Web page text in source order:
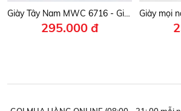
Giày Tây Nam MWC 6716 - Giày Oxford Mũi Bo Tròn Buộc Dây Thanh Lịch Với Các Đường May Tinh Tế, Lịch Lãm, sang Trọng.
295.000 đ